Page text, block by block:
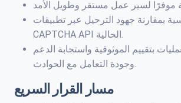
بمقارنة جهود الترحيل عبر تطبيقات
بتقييم الموثوقية واستجابة الدعم
مسار القرار السريع